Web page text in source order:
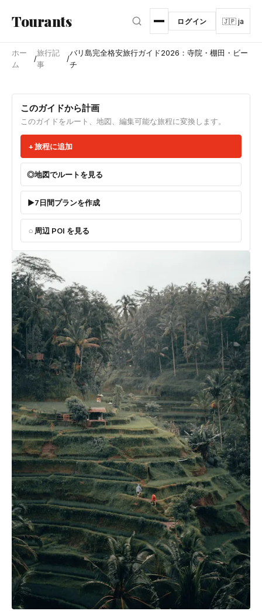
Tourants ログイン 🇯🇵 ja
ホー
ム
/
旅行記
事
/
バリ島完全格安旅行ガイド2026：寺院・棚田・ビー
チ
このガイドから計画
このガイドをルート、地図、編集可能な旅程に変換します。
旅程に追加
地図でルートを見る
7日間プランを作成
周辺 POI を見る